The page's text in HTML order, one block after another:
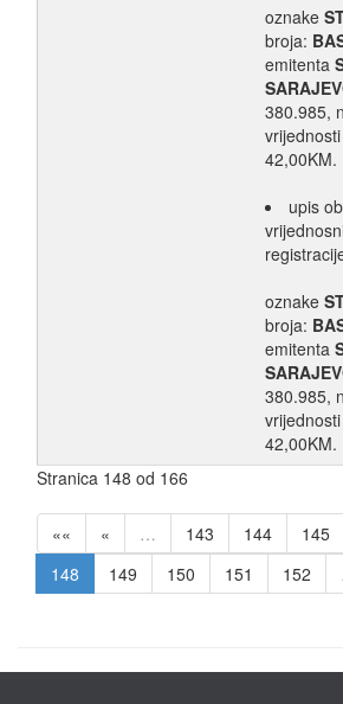
oznake
broja:
emitenta
380.985,
42,00KM.
upis
oznake
broja:
emitenta
380.985,
42,00KM.
Stranica 148 od 166
«« « … 143 144 145
148
149 150 151 152